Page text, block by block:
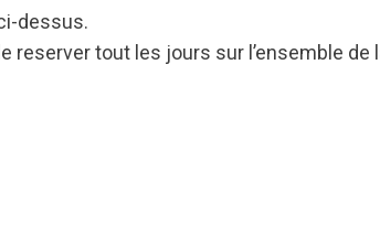
dessus.
tout les jours sur l’ensemble de